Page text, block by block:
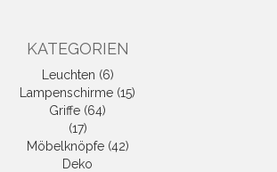
KATEGORIEN
Leuchten (6)
Lampenschirme (15)
Griffe (64)
(17)
Möbelknöpfe (42)
Deko